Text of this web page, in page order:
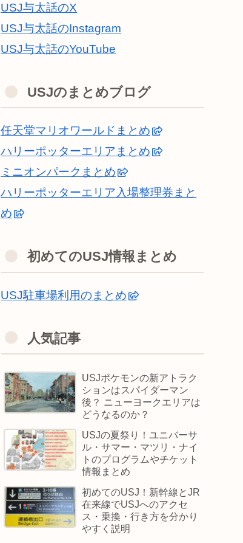
USJ与太話のX
USJ与太話のInstagram
USJ与太話のYouTube
USJのまとめブログ
任天堂マリオワールドまとめ
ハリーポッターエリアまとめ
ミニオンパークまとめ
ハリーポッターエリア入場整理券まと
め
初めてのUSJ情報まとめ
USJ駐車場利用のまとめ
人気記事
USJポケモンの新アトラク
ションはスパイダーマン
後？ ニューヨークエリアは
どうなるのか？
USJの夏祭り！ユニバーサ
ル・サマー・マツリ・ナイ
トのプログラムやチケット
情報まとめ
初めてのUSJ！新幹線とJR
在来線でUSJへのアクセ
ス・乗換・行き方を分かり
やすく説明